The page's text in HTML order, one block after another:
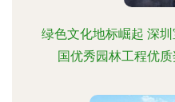
绿色文化地标崛起 深
国优秀园林工程优